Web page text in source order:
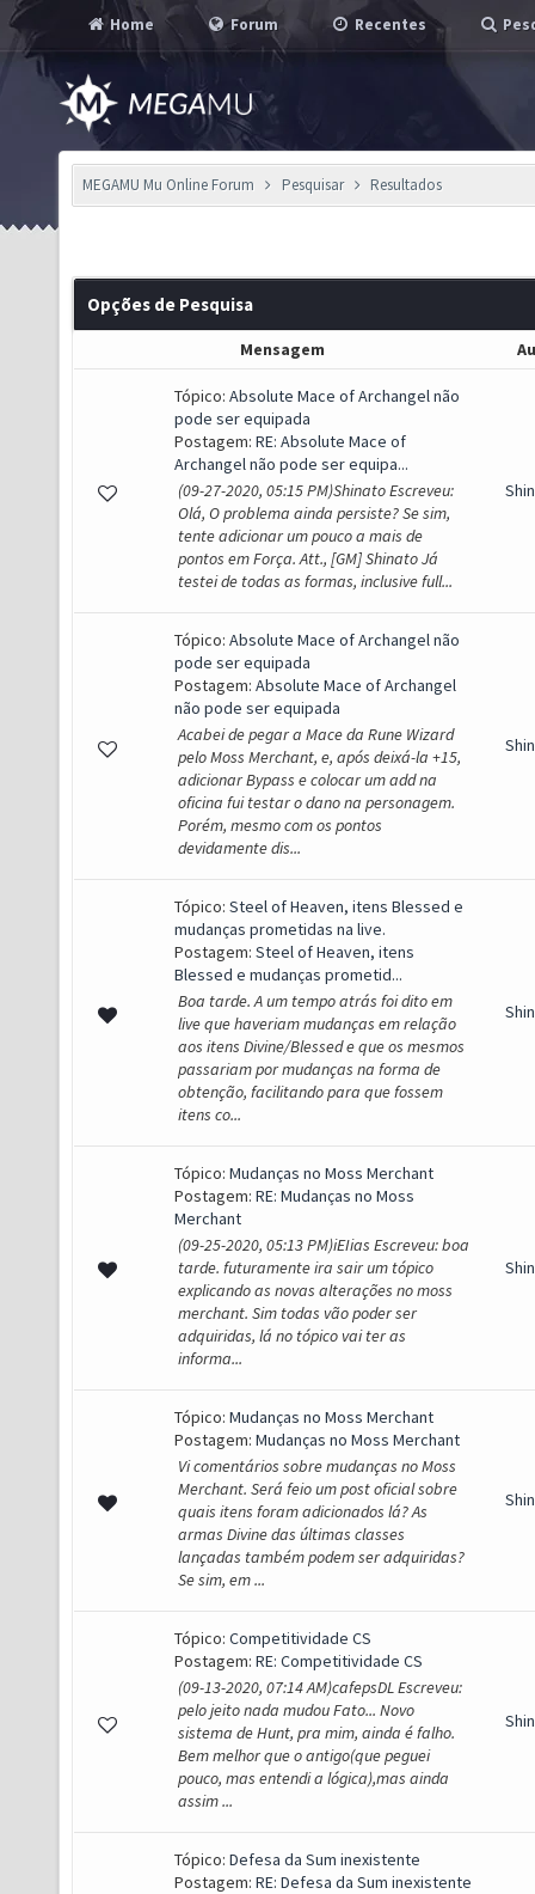
Home Forum Recentes
MEGAMU Mu Online Forum Pesquisar Resultados
Opções de Pesquisa
Mensagem
Tópico: Absolute Mace of Archangel não
pode ser equipada
Postagem: RE: Absolute Mace of
Archangel não pode ser equipa...
(09-27-2020, 05:15 PM)Shinato Escreveu:
Olá, O problema ainda persiste? Se sim,
tente adicionar um pouco a mais de
pontos em Força. Att., [GM] Shinato Já
testei de todas as formas, inclusive full...
Tópico: Absolute Mace of Archangel não
pode ser equipada
Postagem: Absolute Mace of Archangel
não pode ser equipada
Acabei de pegar a Mace da Rune Wizard
pelo Moss Merchant, e, após deixá-la +15,
adicionar Bypass e colocar um add na
oficina fui testar o dano na personagem.
Porém, mesmo com os pontos
devidamente dis...
Tópico: Steel of Heaven, itens Blessed e
mudanças prometidas na live.
Postagem: Steel of Heaven, itens
Blessed e mudanças prometid...
Boa tarde. A um tempo atrás foi dito em
live que haveriam mudanças em relação
aos itens Divine/Blessed e que os mesmos
passariam por mudanças na forma de
obtenção, facilitando para que fossem
itens co...
Tópico: Mudanças no Moss Merchant
Postagem: RE: Mudanças no Moss
Merchant
(09-25-2020, 05:13 PM)iEIias Escreveu: boa
tarde. futuramente ira sair um tópico
explicando as novas alterações no moss
merchant. Sim todas vão poder ser
adquiridas, lá no tópico vai ter as
informa...
Tópico: Mudanças no Moss Merchant
Postagem: Mudanças no Moss Merchant
Vi comentários sobre mudanças no Moss
Merchant. Será feio um post oficial sobre
quais itens foram adicionados lá? As
armas Divine das últimas classes
lançadas também podem ser adquiridas?
Se sim, em ...
Tópico: Competitividade CS
Postagem: RE: Competitividade CS
(09-13-2020, 07:14 AM)cafepsDL Escreveu:
pelo jeito nada mudou Fato... Novo
sistema de Hunt, pra mim, ainda é falho.
Bem melhor que o antigo(que peguei
pouco, mas entendi a lógica),mas ainda
assim ...
Tópico: Defesa da Sum inexistente
Postagem: RE: Defesa da Sum inexistente